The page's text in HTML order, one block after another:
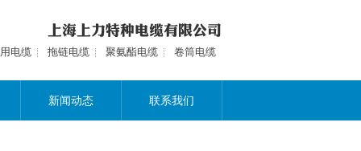
电缆 拖链电缆 聚氨酯电缆 卷筒电缆
新闻动态 联系我们